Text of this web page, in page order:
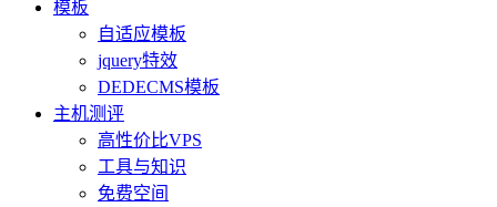
模板
自适应模板
jquery特效
DEDECMS模板
主机测评
高性价比VPS
工具与知识
免费空间